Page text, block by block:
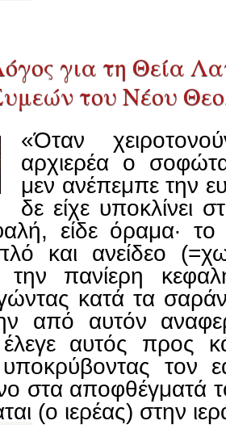
για τη Θεία
του Νέου
«Όταν
αρχιερέα ο
μεν ανέπεμπε την
δε είχε υποκλίνει
είδε όραμα·
και ανείδεο
την πανίερη
κατά τα
από αυτόν
αυτός προς
τον
στα αποφθέγματά
(ο ιερέας) στην